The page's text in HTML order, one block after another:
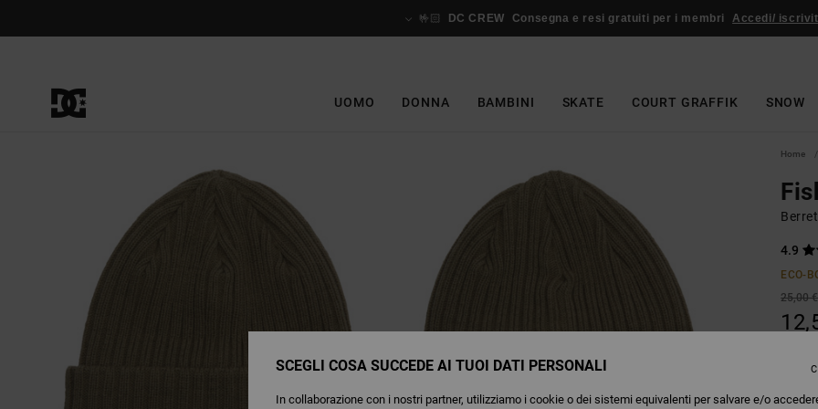
🤟🏻 DC CREW Consegna e resi gratuiti per i membri Accedi/
UOMO DONNA BAMBINI SKATE COURT GRAFFIK SNOW
Home
4.9
ECO-
25,00 €
Colori
SCEGLI COSA SUCCEDE AI TUOI DATI PERSONALI
In collaborazione con i nostri partner, utilizziamo i cookie o dei sistemi equivalenti per salvare e/o